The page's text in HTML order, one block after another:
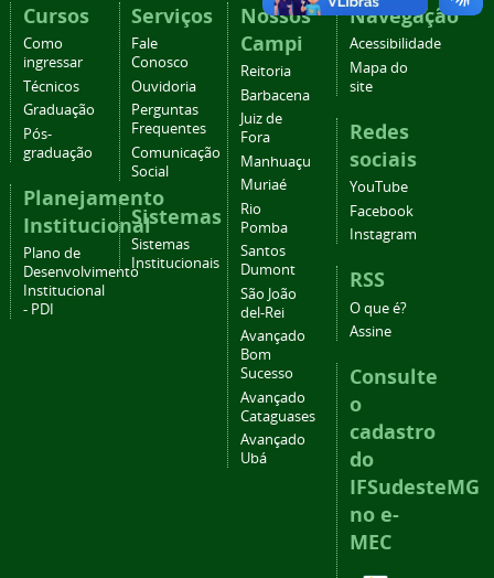
Cursos
Como
ingressar
Técnicos
Graduação
Pós-
graduação
Planejamento
Institucional
Plano de
Desenvolvimento
Institucional
- PDI
Serviços
Fale
Conosco
Ouvidoria
Perguntas
Frequentes
Comunicação
Social
Sistemas
Sistemas
Institucionais
Nossos
Campi
Reitoria
Barbacena
Juiz de
Fora
Manhuaçu
Muriaé
Rio
Pomba
Santos
Dumont
São João
del-Rei
Avançado
Bom
Sucesso
Avançado
Cataguases
Avançado
Ubá
Navegação
Acessibilidade
Mapa do
site
Redes
sociais
YouTube
Facebook
Instagram
RSS
O que é?
Assine
Consulte
o
cadastro
do
IFSudesteMG
no e-
MEC